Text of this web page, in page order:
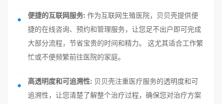
便捷的互联网服务: 作为互联网生殖医院，贝贝壳提供便
捷的在线咨询、预约和管理服务，让您足不出户即可完成
大部分流程，节省宝贵的时间和精力。 这尤其适合工作繁
忙或不便频繁前往医院的家庭。
高透明度和可追溯性: 贝贝壳注重医疗服务的透明度和可
追溯性，让您清楚了解整个治疗过程，确保您对治疗方案